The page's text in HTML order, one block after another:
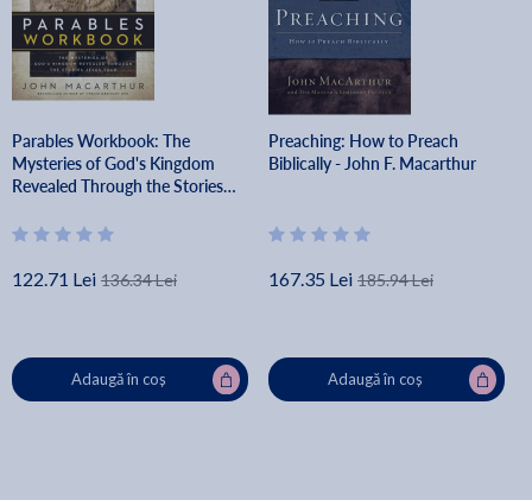
Parables Workbook: The
Mysteries of God's Kingdom
Revealed Through the Stories
122.71 Lei 136.34 Lei
Adaugă în coș
Preaching: How to Preach
Biblically - John F. Macarthur
167.35 Lei 185.94 Lei
Adaugă în coș